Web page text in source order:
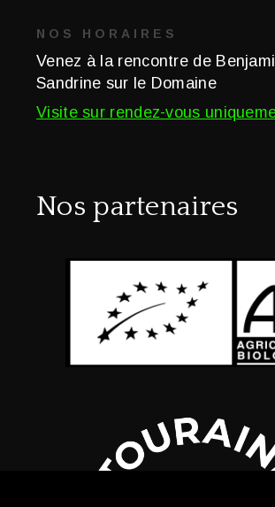
NOS HORAIRES
Venez à la rencontre de
Sandrine sur le Domaine
Visite sur rendez-vous
Nos partenaires